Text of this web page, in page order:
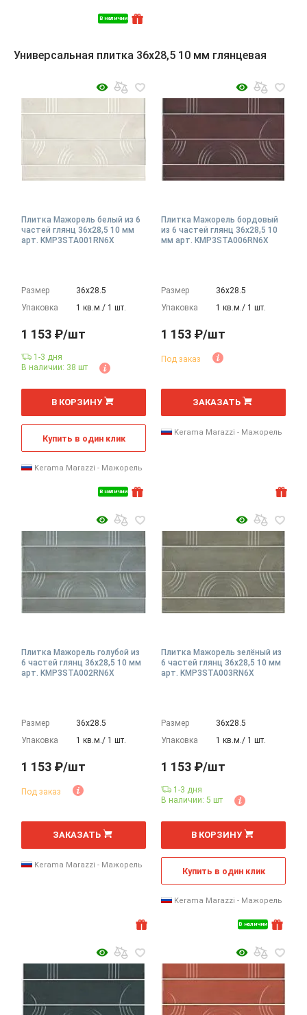
В наличии
Универсальная плитка 36x28,5 10 мм глянцевая
Плитка Мажорель белый из 6
частей глянц 36x28,5 10 мм
арт. KMP3STA001RN6X
Размер
36х28.5
Упаковка
1 кв.м./ 1 шт.
В наличии
1 153 ₽/шт
1-3 дня
В наличии: 38 шт
В КОРЗИНУ
Купить в один клик
Kerama Marazzi - Мажорель
Плитка Мажорель бордовый
из 6 частей глянц 36x28,5 10
мм арт. KMP3STA006RN6X
Размер
36х28.5
Упаковка
1 кв.м./ 1 шт.
1 153 ₽/шт
Под заказ
ЗАКАЗАТЬ
Kerama Marazzi - Мажорель
Плитка Мажорель голубой из
6 частей глянц 36x28,5 10 мм
арт. KMP3STA002RN6X
Размер
36х28.5
Упаковка
1 кв.м./ 1 шт.
1 153 ₽/шт
Под заказ
ЗАКАЗАТЬ
Kerama Marazzi - Мажорель
Плитка Мажорель зелёный из
6 частей глянц 36x28,5 10 мм
арт. KMP3STA003RN6X
Размер
36х28.5
Упаковка
1 кв.м./ 1 шт.
В наличии
1 153 ₽/шт
1-3 дня
В наличии: 5 шт
В КОРЗИНУ
Купить в один клик
Kerama Marazzi - Мажорель